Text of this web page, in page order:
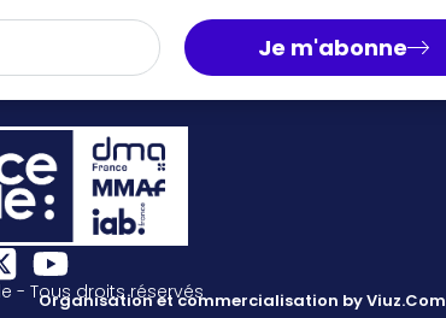
Je m'abonne
- Tous droits réservés
Organisation et commercialisation by Viuz.Com